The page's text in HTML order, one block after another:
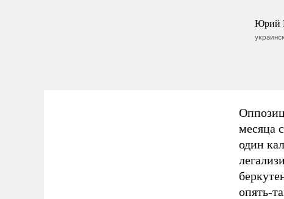
Юрий
месяца
один
опять-